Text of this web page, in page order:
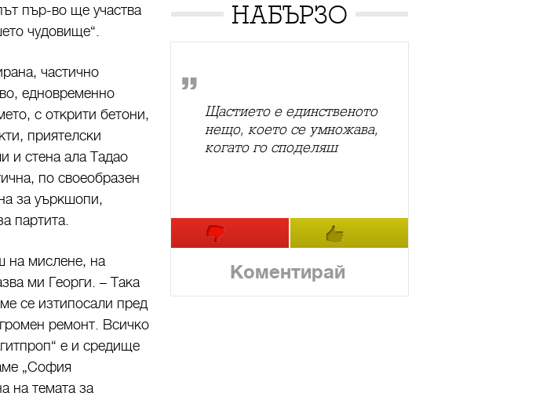
пър-во ще участва
чудовище“.
частично
едновременно
с открити бетони,
приятелски
и стена ала Тадао
по своеобразен
за уъркшопи,
партита.
на мислене, на
ми Георги. – Така
се изтипосали пред
ремонт. Всичко
е и средище
„София
на темата за
НАБЪРЗО
Щастието е единственото
нещо, което се умножава,
когато го споделяш
Коментирай